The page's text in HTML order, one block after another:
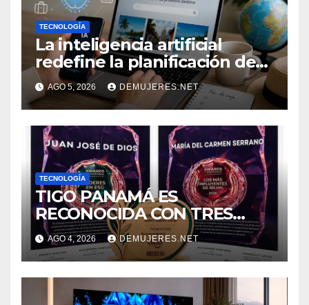
TECNOLOGÍA
La inteligencia artificial
redefine la planificación de
viajes: Los huéspedes
centran sus decisiones y
expectativas enfocándose en
experiencias auténticas y
personalizadas
AGO 5, 2026 DEMUJERES.NET
TECNOLOGÍA
TIGO PANAMÁ ES
RECONOCIDA CON TRES
GALARDONES EN EL FORO
“SOSTENIBILIDAD COMO
NUEVO NORTE 2026” DE LA
REVISTA VIDA Y ÉXITO
EVENTO
AGO 4, 2026 DEMUJERES.NET